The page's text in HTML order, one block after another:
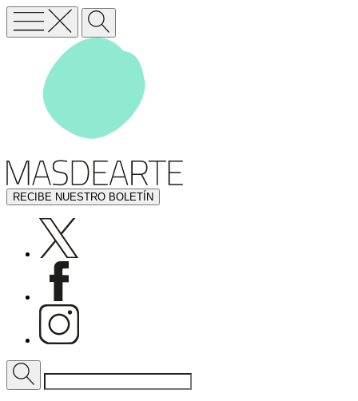
RECIBE NUESTRO BOLETÍN